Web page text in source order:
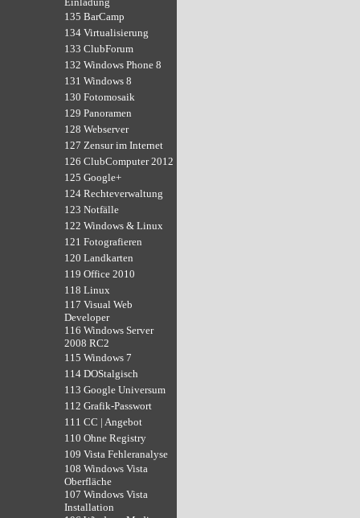
135 BarCamp
134 Virtualisierung
133 ClubForum
132 Windows Phone 8
131 Windows 8
130 Fotomosaik
129 Panoramen
128 Webserver
127 Zensur im Internet
126 ClubComputer 2012
125 Google+
124 Rechteverwaltung
123 Notfälle
122 Windows & Linux
121 Fotografieren
120 Landkarten
119 Office 2010
118 Linux
117 Visual Web
Developer
116 Windows Server
2008 RC2
115 Windows 7
114 DOStalgisch
113 Google Universum
112 Grafik-Passwort
111 CC | Angebot
110 Ohne Registry
109 Vista Fehleranalyse
108 Windows Vista
Oberfläche
107 Windows Vista
Installation